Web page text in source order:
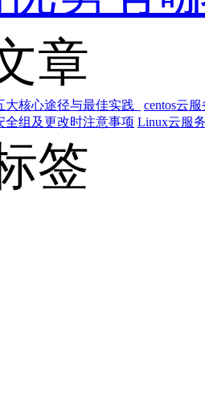
章
大核心途径与最佳实践
centos云
全组及更改时注意事项 Linux云服
签